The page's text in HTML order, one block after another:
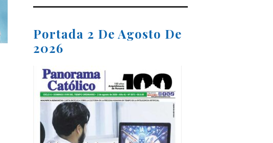
Portada 2 De Agosto De
2026